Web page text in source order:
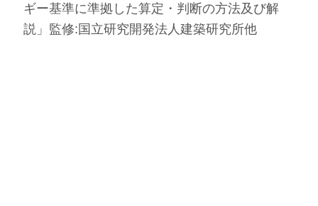
ギー基準に準拠した算定・判断の方法及び解
説」監修:国立研究開発法人建築研究所他